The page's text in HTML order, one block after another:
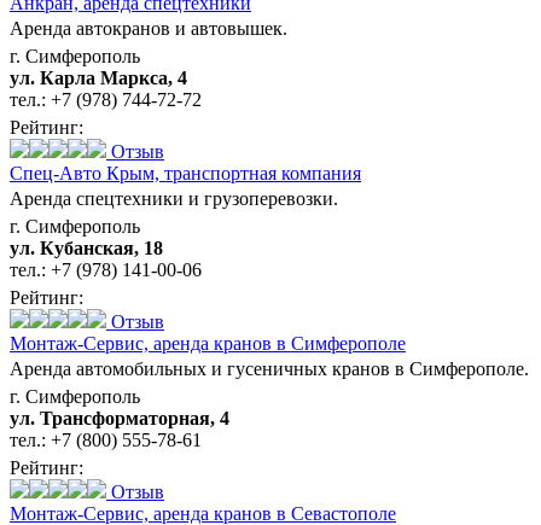
Аренда автокранов и автовышек.
г. Симферополь
ул. Карла Маркса, 4
тел.: +7 (978) 744-72-72
Рейтинг:
Отзыв
Спец-Авто Крым, транспортная компания
Аренда спецтехники и грузоперевозки.
г. Симферополь
ул. Кубанская, 18
тел.: +7 (978) 141-00-06
Рейтинг:
Отзыв
Монтаж-Сервис, аренда кранов в Симферополе
Аренда автомобильных и гусеничных кранов в Симферополе.
г. Симферополь
ул. Трансформаторная, 4
тел.: +7 (800) 555-78-61
Рейтинг:
Отзыв
Монтаж-Сервис, аренда кранов в Севастополе